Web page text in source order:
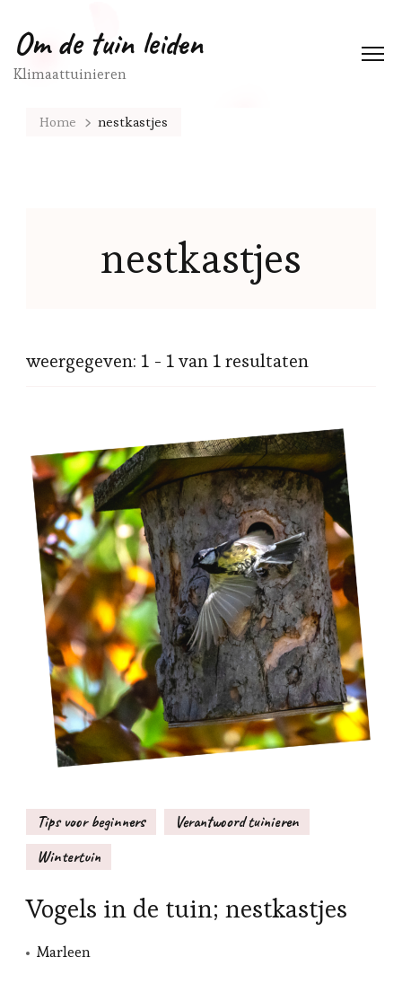
Om de tuin leiden
Klimaattuinieren
Home nestkastjes
nestkastjes
weergegeven: 1 - 1 van 1 resultaten
Tips voor beginners
Verantwoord tuinieren
Wintertuin
Vogels in de tuin; nestkastjes
Marleen